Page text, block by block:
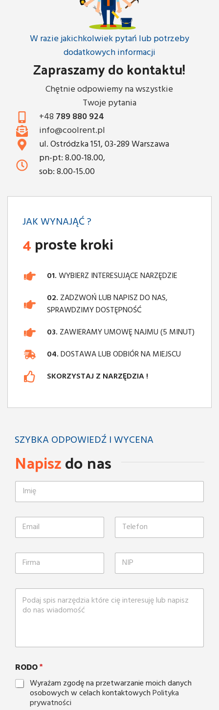
W razie jakichkolwiek pytań lub potrzeby
dodatkowych informacji
Zapraszamy do kontaktu!
Chętnie odpowiemy na wszystkie
Twoje pytania
+48 789 880 924
info@coolrent.pl
ul. Ostródzka 151, 03-289 Warszawa
pn-pt: 8.00-18.00,
sob: 8.00-15.00
JAK WYNAJĄĆ ?
4proste kroki
01.WYBIERZ INTERESUJĄCE NARZĘDZIE
02. ZADZWOŃ LUB NAPISZ DO NAS,
SPRAWDZIMY DOSTĘPNOŚĆ
03. ZAWIERAMY UMOWĘ NAJMU (5 MINUT)
04.DOSTAWA LUB ODBIÓR NA MIEJSCU
SKORZYSTAJ Z NARZĘDZIA !
SZYBKA ODPOWIEDŹ I WYCENA
Napiszdo nas
RODO*
Wyrażam zgodę na przetwarzanie moich danych
osobowych w celach kontaktowychPolityka
prywatności